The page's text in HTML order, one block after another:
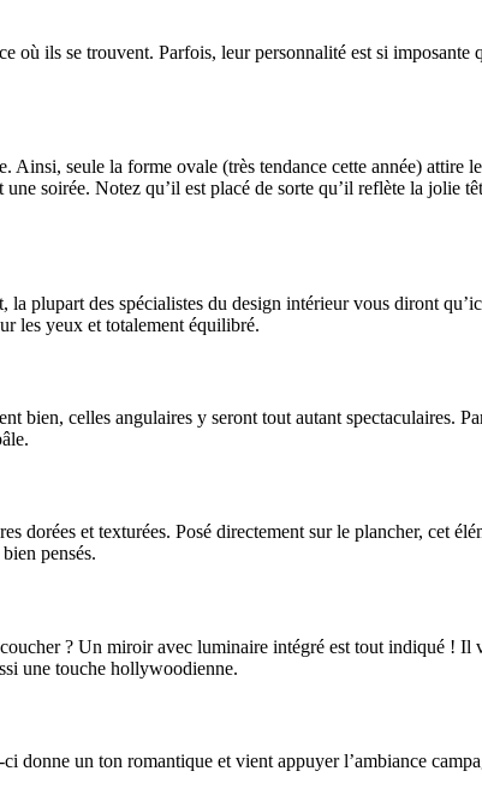
où ils se trouvent. Parfois, leur personnalité est si imposante
seule la forme ovale (très tendance cette année) attire
soirée. Notez qu’il est placé de sorte qu’il reflète la jolie
plupart des spécialistes du design intérieur vous diront
les yeux et totalement équilibré.
bien, celles angulaires y seront tout autant spectaculaires.
dorées et texturées. Posé directement sur le plancher, cet
pensés.
? Un miroir avec luminaire intégré est tout indiqué ! Il
une touche hollywoodienne.
donne un ton romantique et vient appuyer l’ambiance